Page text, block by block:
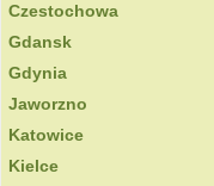
Czestochowa
Gdansk
Gdynia
Jaworzno
Katowice
Kielce